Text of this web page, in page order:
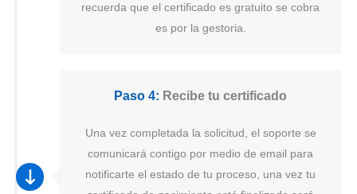
recuerda que el certificado es gratuito se cobra
es por la gestoria.
Paso 4: Recibe tu certificado
Una vez completada la solicitud, el soporte se
comunicará contigo por medio de email para
notificarte el estado de tu proceso, una vez tu